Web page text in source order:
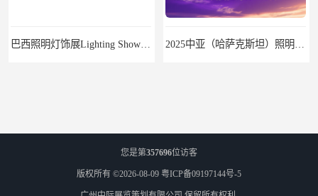
您是第357696位访客
版权所有 ©2026-08-09 粤ICP备09197144号-5